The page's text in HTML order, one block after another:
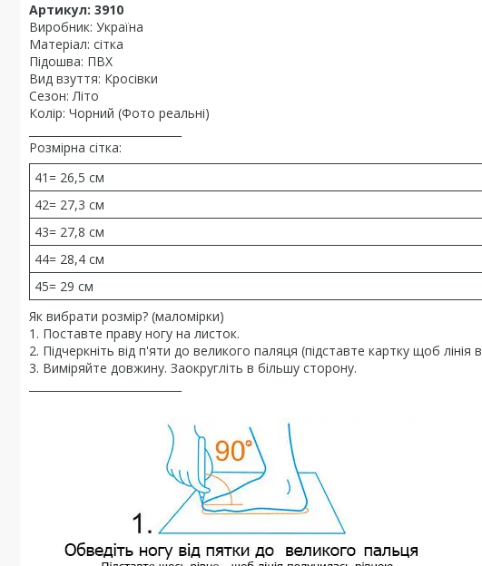
Артикул: 3910
Виробник: Україна
Матеріал: сітка
Підошва: ПВХ
Вид взуття: Кросівки
Сезон: Літо
Колір: Чорний (Фото реальні)
Розмірна сітка:
41= 26,5 см
42= 27,3 см
43= 27,8 см
44= 28,4 см
45= 29 см
Як вибрати розмір? (маломірки)
1. Поставте праву ногу на листок.
2. Підчеркніть від п'яти до великого паляця (підставте картку щоб лінія
3. Виміряйте довжину. Заокругліть в більшу сторону.